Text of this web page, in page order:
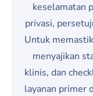
keselamatan
privasi,
Untuk
menyajikan
klinis, dan
layanan primer